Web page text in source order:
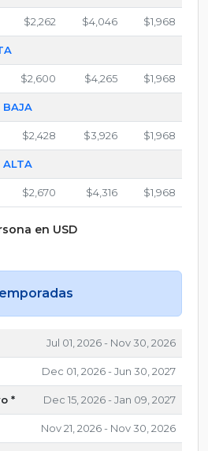
$2,262 $4,046 $1,968
$2,600 $4,265 $1,968
BAJA
$2,428 $3,926 $1,968
ALTA
$2,670 $4,316 $1,968
en USD
Jul 01, 2026 - Nov 30, 2026
Dec 01, 2026 - Jun 30, 2027
* Dec 15, 2026 - Jan 09, 2027
Nov 21, 2026 - Nov 30, 2026